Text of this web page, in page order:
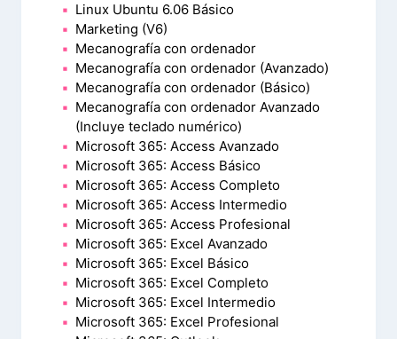
Linux Ubuntu 6.06 Básico
Marketing (V6)
Mecanografía con ordenador
Mecanografía con ordenador (Avanzado)
Mecanografía con ordenador (Básico)
Mecanografía con ordenador Avanzado
(Incluye teclado numérico)
Microsoft 365: Access Avanzado
Microsoft 365: Access Básico
Microsoft 365: Access Completo
Microsoft 365: Access Intermedio
Microsoft 365: Access Profesional
Microsoft 365: Excel Avanzado
Microsoft 365: Excel Básico
Microsoft 365: Excel Completo
Microsoft 365: Excel Intermedio
Microsoft 365: Excel Profesional